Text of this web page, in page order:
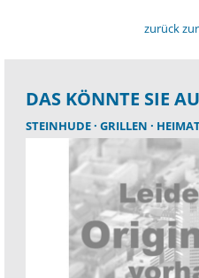
zurück
DAS KÖNNTE SIE
STEINHUDE GRILLEN